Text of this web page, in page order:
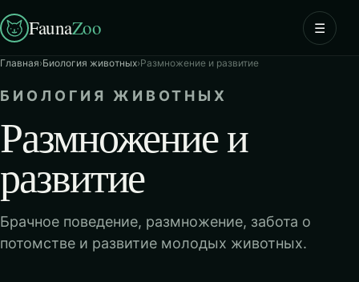
FaunaZoo ☰
Главная›Биология животных›Размножение и развитие
БИОЛОГИЯ ЖИВОТНЫХ
Размножение и
развитие
Брачное поведение, размножение, забота о
потомстве и развитие молодых животных.